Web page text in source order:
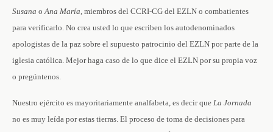
Susana oAna María, miembros del CCRI-CG del EZLN o combatientes
para verificarlo. No crea usted lo que escriben los autodenominados
apologistas de la paz sobre el supuesto patrocinio del EZLN por parte de la
iglesia católica. Mejor haga caso de lo que dice el EZLN por su propia voz
o pregúntenos.
Nuestro ejército es mayoritariamente analfabeta, es decir que La Jornada
no es muy leída por estas tierras. El proceso de toma de decisiones para